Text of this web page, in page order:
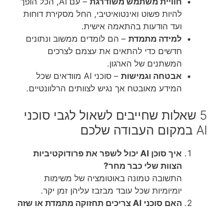
להיות פשוט ואינטואיטיבי, החל מסקירת דוחות
ועד הודעות בהתאמה אישית.
למידה מתמדת – הם לומדים ממשוב ונתונים
חדשים כדי להתאים את עצמם לצרכים
המשתנים של הארגון.
אבטחה וגמישות
– סוכני AI מוודאים שכל
המידע מאובטח אך נגיש לצוותים הרלוונטיים.
5 שאלות שחייבים לשאול לגבי סוכני
AI במקום העבודה שלכם
איך סוכן AI יכול לשפר את פרודוקטיביות
הצוות שלי כבר מחר?
התשובה טמונה באוטומציה של משימות
יומיומיות שכל עובד מבזבז עליהן זמן יקר.
האם סוכני AI צריכים תחזוקה מתמדת או שזה